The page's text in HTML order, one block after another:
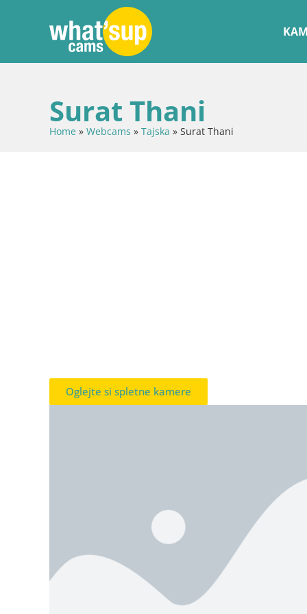
Surat Thani
Home » Webcams » Tajska » Surat Thani
Oglejte si spletne kamere